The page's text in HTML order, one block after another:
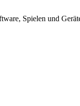
Spielen und